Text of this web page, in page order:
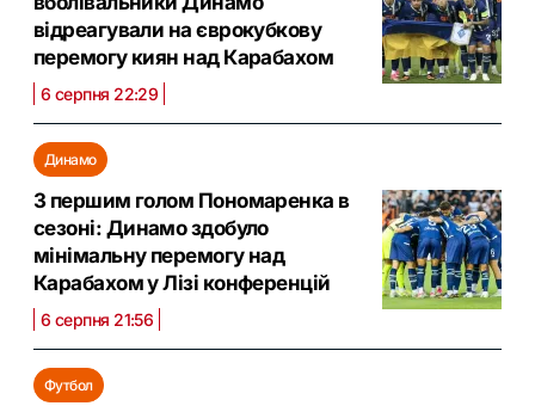
відреагували на єврокубкову
перемогу киян над Карабахом
6 серпня 22:29
Динамо
З першим голом Пономаренка в
сезоні: Динамо здобуло
мінімальну перемогу над
Карабахом у Лізі конференцій
6 серпня 21:56
Футбол